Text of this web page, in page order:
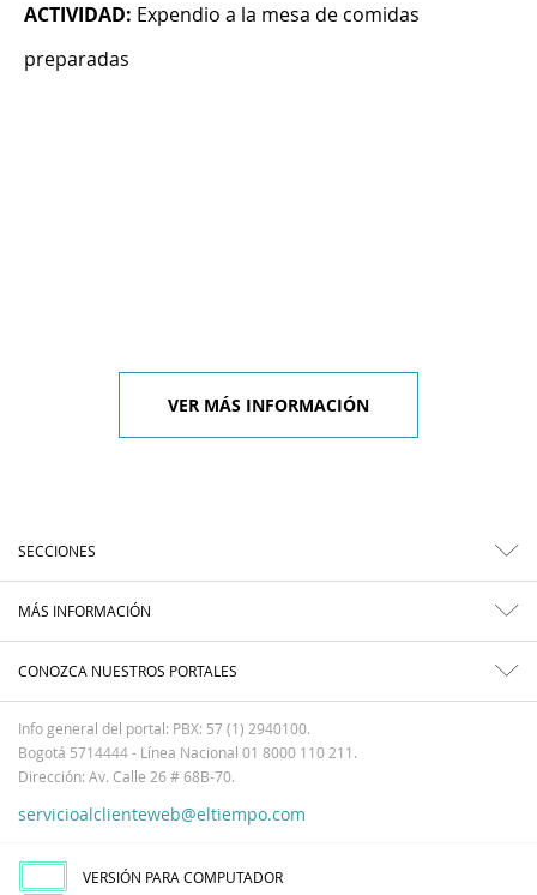
ACTIVIDAD: Expendio a la mesa de comidas
preparadas
VER MÁS INFORMACIÓN
SECCIONES
MÁS INFORMACIÓN
CONOZCA NUESTROS PORTALES
Info general del portal: PBX: 57 (1) 2940100.
Bogotá 5714444 - Línea Nacional 01 8000 110 211.
Dirección: Av. Calle 26 # 68B-70.
servicioalclienteweb@eltiempo.com
VERSIÓN PARA COMPUTADOR